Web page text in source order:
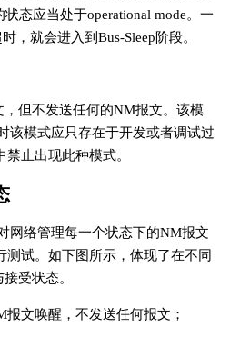
态应当处于operational mode。一
，就会进入到Bus-Sleep阶段。
但不发送任何的NM报文。该模
该模式应只存在于开发或者调试过
止出现此种模式。
网络管理每一个状态下的NM报文
测试。如下图所示，体现了在不同
受状态。
报文唤醒，不发送任何报文；